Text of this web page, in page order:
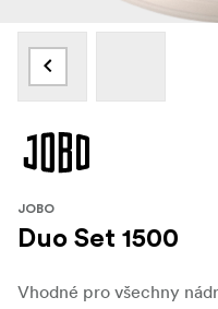
JOBO
Duo Set 1500